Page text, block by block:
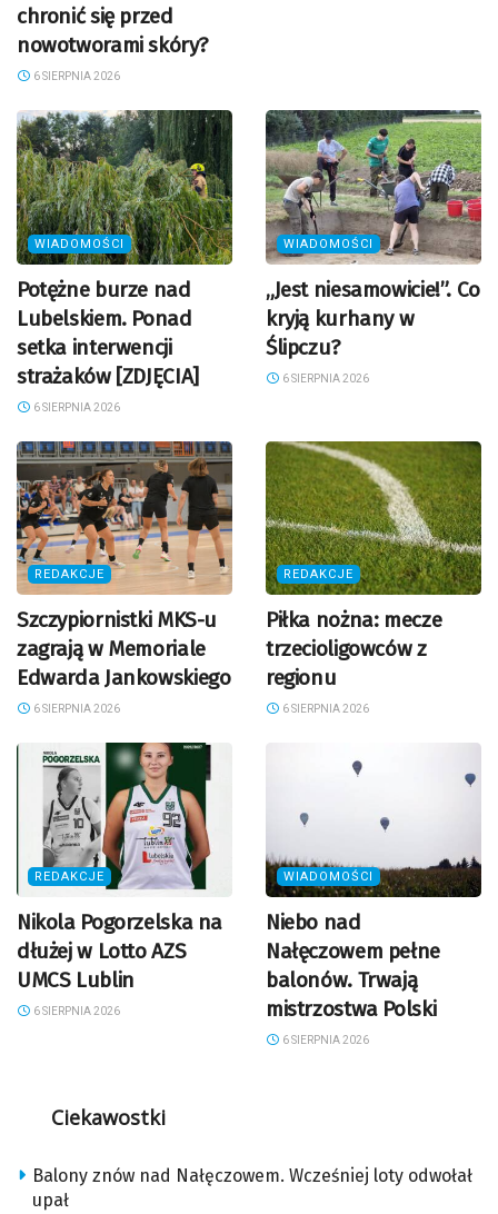
chronić się przed
nowotworami skóry?
6 SIERPNIA 2026
WIADOMOŚCI
Potężne burze nad
Lubelskiem. Ponad
setka interwencji
strażaków [ZDJĘCIA]
6 SIERPNIA 2026
WIADOMOŚCI
„Jest niesamowicie!”. Co
kryją kurhany w
Ślipczu?
6 SIERPNIA 2026
REDAKCJE
Szczypiornistki MKS-u
zagrają w Memoriale
Edwarda Jankowskiego
6 SIERPNIA 2026
REDAKCJE
Piłka nożna: mecze
trzecioligowców z
regionu
6 SIERPNIA 2026
REDAKCJE
Nikola Pogorzelska na
dłużej w Lotto AZS
UMCS Lublin
6 SIERPNIA 2026
WIADOMOŚCI
Niebo nad
Nałęczowem pełne
balonów. Trwają
mistrzostwa Polski
6 SIERPNIA 2026
Ciekawostki
Balony znów nad Nałęczowem. Wcześniej loty odwołał
upał